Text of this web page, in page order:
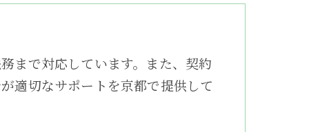
まで対応しています。また、契約
適切なサポートを京都で提供して